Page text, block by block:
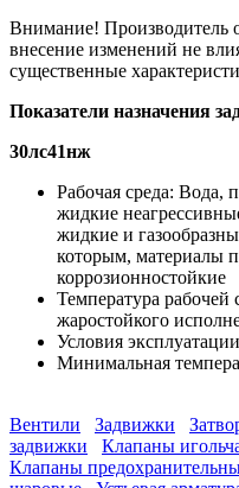
Внимание! Производитель
внесение изменений не
существенные
Показатели назначения
30лс41нж
Рабочая среда: Вода,
жидкие
жидкие и
которым, материалы
коррозионностойкие
Температура
жаростойкого
Условия
Минимальная
Вентили Задвижки
задвижки
Клапаны
Клапаны